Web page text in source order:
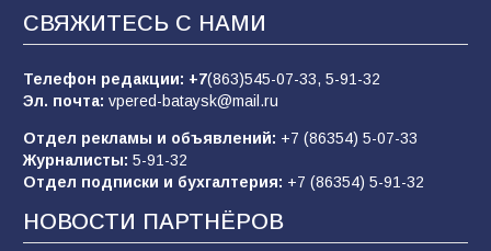
«Слухами Москву не возьмёшь»: почему
заявления Киева о мобилизации — это
отчаяние, а не разведка
81 02.08.2026
Морской квест в детском саду: как
воспитанники спасали Нептуна
74 01.08.2026
СВЯЖИТЕСЬ С НАМИ
Телефон редакции: +7(863)545-07-33, 5-91-32
Эл. почта: vpered-bataysk@mail.ru
Отдел рекламы и объявлений: +7 (86354) 5-07-33
Журналисты: 5-91-32
Отдел подписки и бухгалтерия: +7 (86354) 5-91-32
НОВОСТИ ПАРТНЁРОВ